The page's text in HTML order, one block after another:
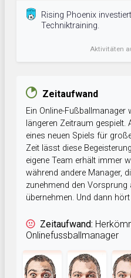
Rising Phoenix
Techniktraining.
Aktivitäten
Zeitaufwand
Ein Online-Fußballmanager
längeren Zeitraum
eines neuen Spiels für
Zeit lässt diese
eigene Team erhält immer
während andere Manager,
zunehmend den Vorsprung
übernehmen. Und dann
Zeitaufwand:
Onlinefussballmanager